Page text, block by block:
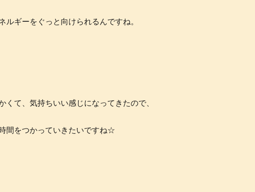
ルギーをぐっと向けられるんですね。
くて、気持ちいい感じになってきたので、
間をつかっていきたいですね☆